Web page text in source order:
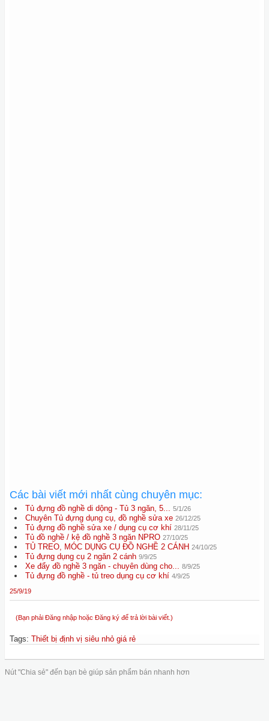
Các bài viết mới nhất cùng chuyên mục:
Tủ đựng đồ nghề di dộng - Tủ 3 ngăn, 5... 5/1/26
Chuyên Tủ đựng dụng cụ, đồ nghề sửa xe 26/12/25
Tủ đựng đồ nghề sửa xe / dụng cụ cơ khí 28/11/25
Tủ đồ nghề / kệ đồ nghề 3 ngăn NPRO 27/10/25
TỦ TREO, MÓC DỤNG CỤ ĐỒ NGHỀ 2 CÁNH 24/10/25
Tủ đựng dụng cụ 2 ngăn 2 cánh 9/9/25
Xe đẩy đồ nghề 3 ngăn - chuyên dùng cho... 8/9/25
Tủ đựng đồ nghề - tủ treo dụng cụ cơ khí 4/9/25
25/9/19
(Bạn phải Đăng nhập hoặc Đăng ký để trả lời bài viết.)
Tags: Thiết bị định vị siêu nhỏ giá rẻ
Nút "Chia sẻ" đến bạn bè giúp sản phẩm bán nhanh hơn